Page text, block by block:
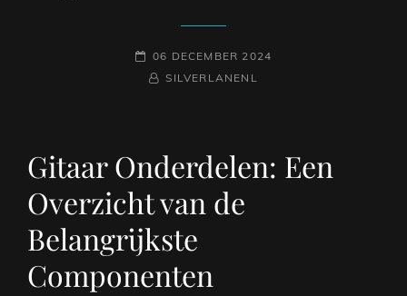
GEPLAATST
OP
06 DECEMBER 2024
NAAMREGEL
BYLINE
SILVERLANENL
Gitaar Onderdelen: Een
Overzicht van de
Belangrijkste
Componenten